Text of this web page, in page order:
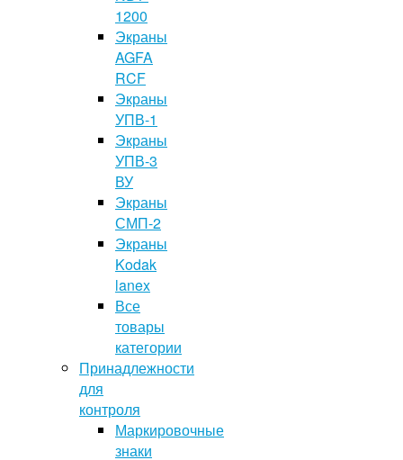
1200
Экраны
AGFA
RCF
Экраны
УПВ-1
Экраны
УПВ-3
ВУ
Экраны
СМП-2
Экраны
Kodak
lanex
Все
товары
категории
Принадлежности
для
контроля
Маркировочные
знаки